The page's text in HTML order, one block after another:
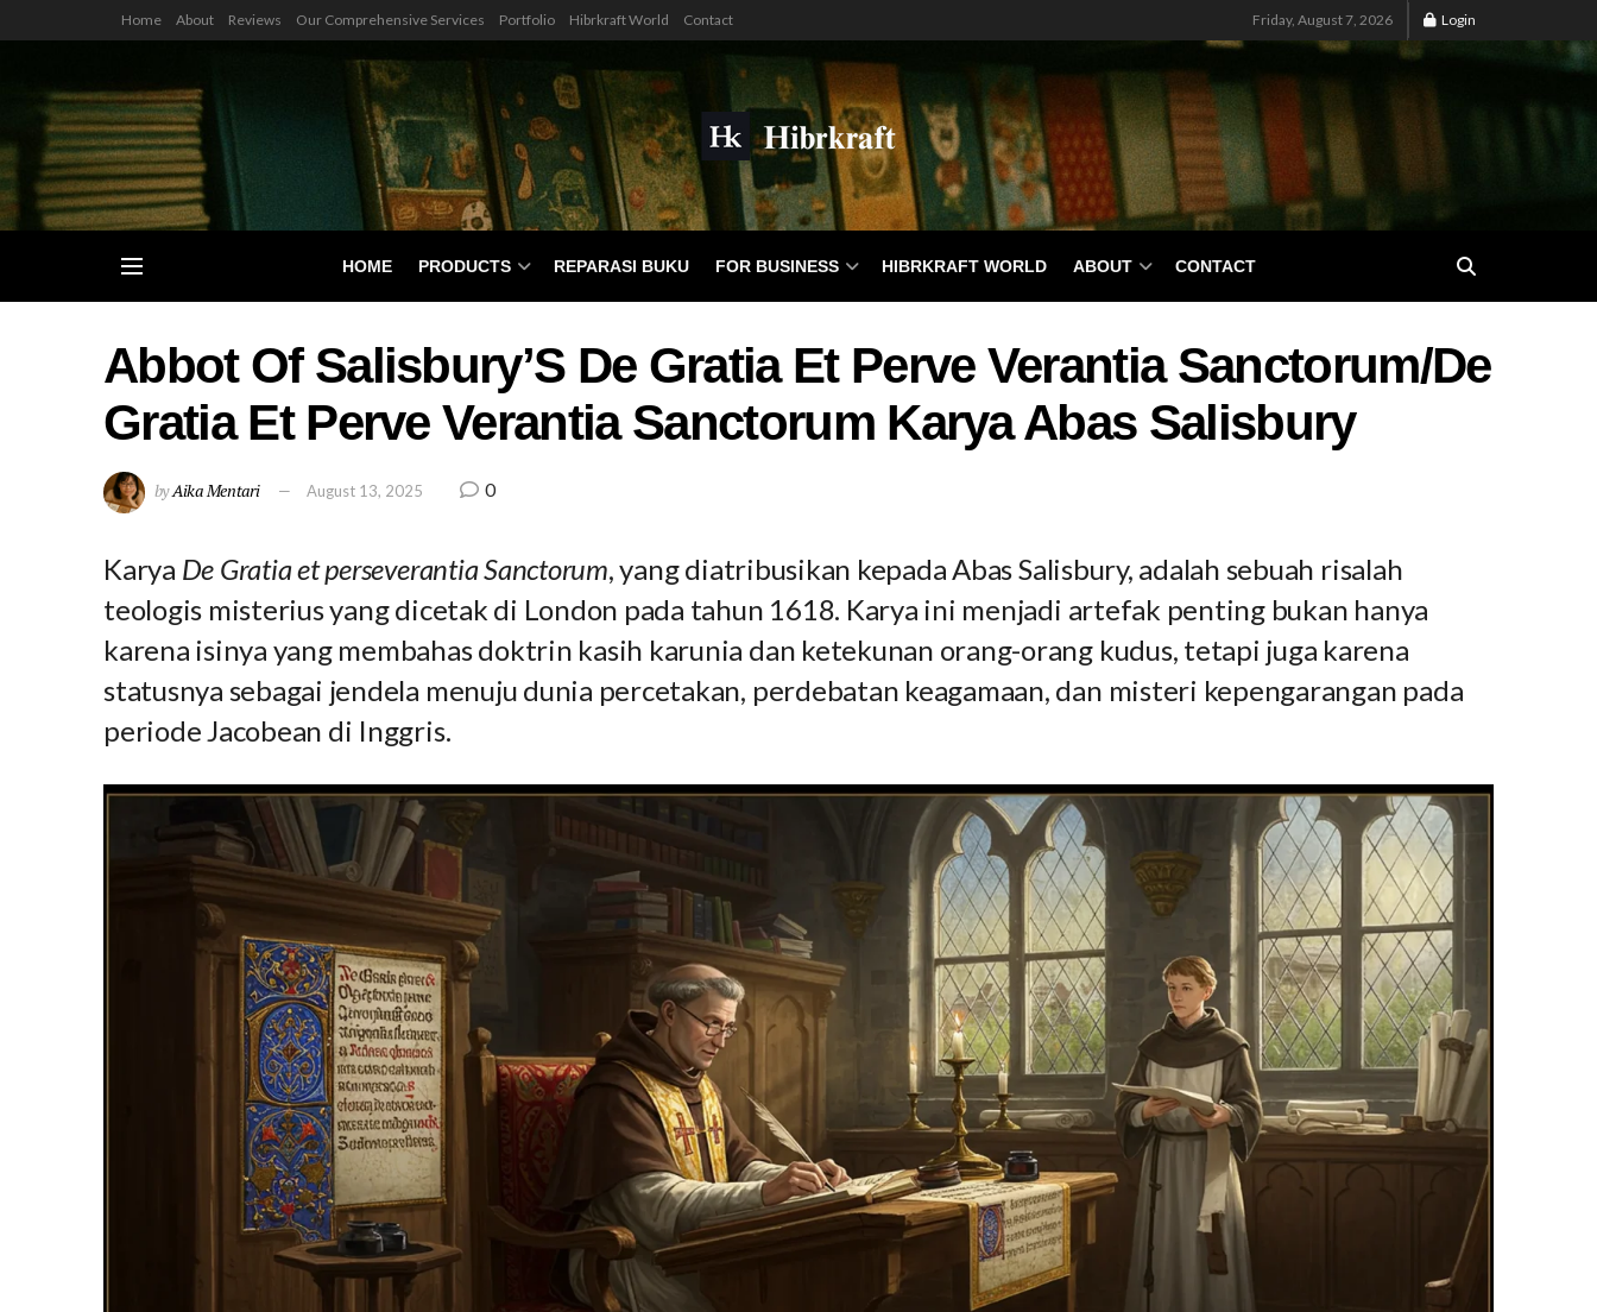
Home About Reviews Our Comprehensive Services Portfolio Hibrkraft World Contact Friday, August 7, 2026 Login
HOME PRODUCTS REPARASI BUKU FOR BUSINESS HIBRKRAFT WORLD ABOUT CONTACT
Abbot Of Salisbury’S De Gratia Et Perve Verantia Sanctorum/De
Gratia Et Perve Verantia Sanctorum Karya Abas Salisbury
byAika Mentari August 13, 2025 0
Karya De Gratia et perseverantia Sanctorum, yang diatribusikan kepada Abas Salisbury, adalah sebuah risalah
teologis misterius yang dicetak di London pada tahun 1618. Karya ini menjadi artefak penting bukan hanya
karena isinya yang membahas doktrin kasih karunia dan ketekunan orang-orang kudus, tetapi juga karena
statusnya sebagai jendela menuju dunia percetakan, perdebatan keagamaan, dan misteri kepengarangan pada
periode Jacobean di Inggris.